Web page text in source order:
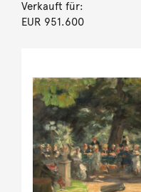
Verkauft für:
EUR 951.600